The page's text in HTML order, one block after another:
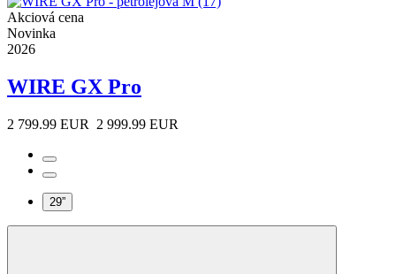
Akciová cena
Novinka
2026
WIRE GX Pro
2 799.99 EUR 2 999.99 EUR
29”